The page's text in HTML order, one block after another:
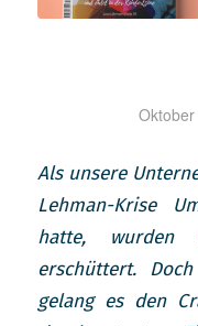
Als unsere
Lehman-Krise
hatte, wurden
erschüttert.
gelang es den